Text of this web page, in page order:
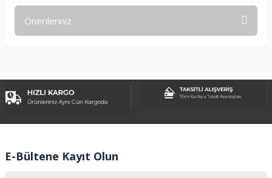
Önerileriniz
Görüş ve önerileriniz için teşekkür ederiz.
Ürün bilgilerinde hatalar bulunuyor.
E-Bültene Kayıt Olun